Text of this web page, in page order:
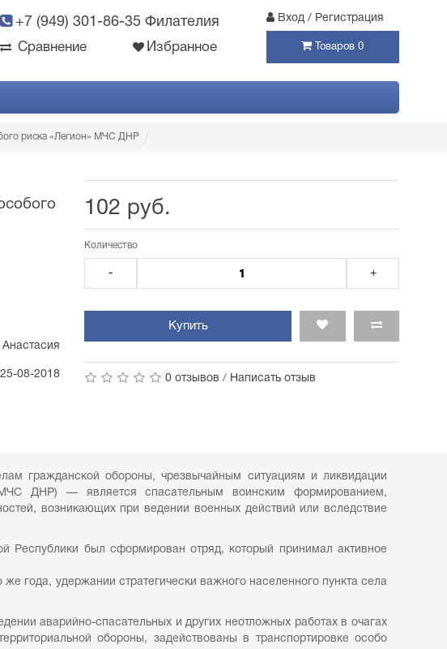
+7 (949) 301-86-35 Филателия Вход / Регистрация
Сравнение Избранное Товаров 0
риска «Легион» МЧС ДНР
25-08-2018
102 руб.
Количество
- +
Купить
0 отзывов / Написать отзыв
гражданской обороны, чрезвычайным ситуациям и ликвидации
ДНР) — является спасательным воинским формированием,
возникающих при ведении военных действий или вследствие
Республики был сформирован отряд, который принимал активное
года, удержании стратегически важного населенного пункта села
аварийно-спасательных и других неотложных работах в очагах
обороны, задействованы в транспортировке особо